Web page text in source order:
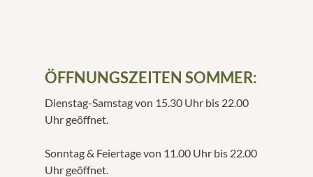
ÖFFNUNGSZEITEN SOMMER:
Dienstag-Samstag von 15.30 Uhr bis 22.00
Uhr geöffnet.
Sonntag & Feiertage von 11.00 Uhr bis 22.00
Uhr geöffnet.